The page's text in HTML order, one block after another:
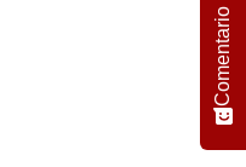
Comentario